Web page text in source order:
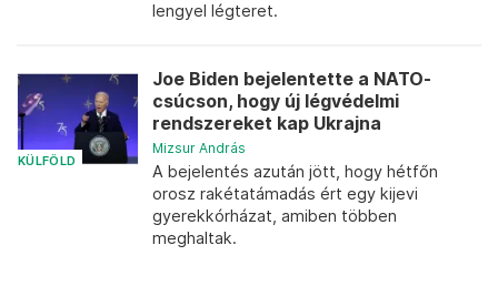
lengyel légteret.
KÜLFÖLD
Joe Biden bejelentette a NATO-
csúcson, hogy új légvédelmi
rendszereket kap Ukrajna
Mizsur András
A bejelentés azután jött, hogy hétfőn
orosz rakétatámadás ért egy kijevi
gyerekkórházat, amiben többen
meghaltak.